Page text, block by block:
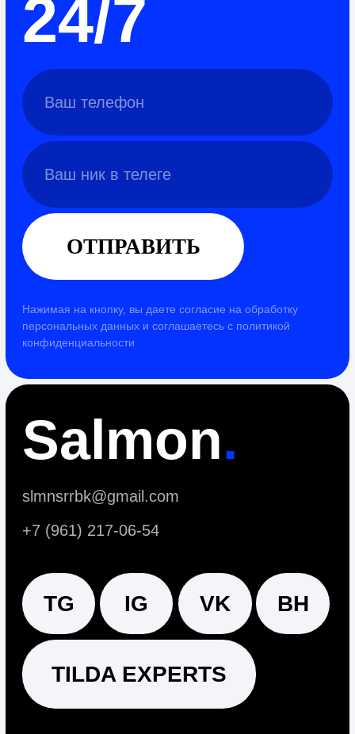
Salmon.
TG IG
TILDA EXPERTS
Политика конфиденциальности
slmnsrrbk@gmail.com
Ваш ник в телеге
Нажимая на кнопку, вы даете согласие на обработку
персональных данных и соглашаетесь c политикой
конфиденциальности